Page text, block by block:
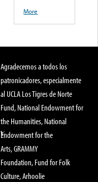
More
Agradecemos a todos los
patronicadores, especialmente
al UCLA Los Tigres de Norte
Fund, National Endowment for
the Humanities, National
Endowment for the
Arts, GRAMMY
Foundation, Fund for Folk
Culture, Arhoolie